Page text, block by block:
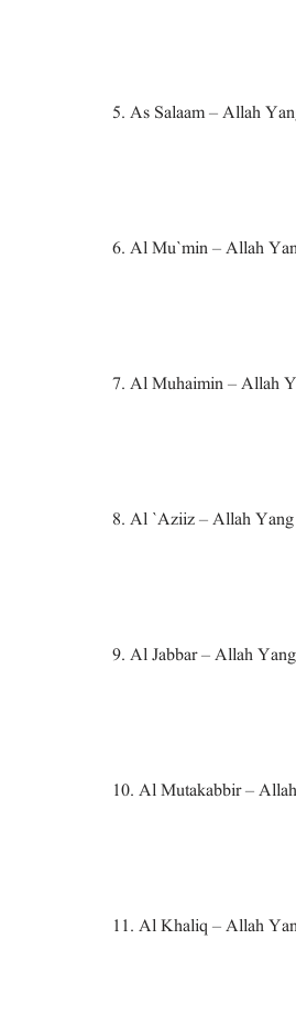
5. As Salaam – Allah
6. Al Mu`min – Allah
7. Al Muhaimin – Allah
8. Al `Aziiz – Allah Yang
9. Al Jabbar – Allah
10. Al Mutakabbir –
11. Al Khaliq – Allah